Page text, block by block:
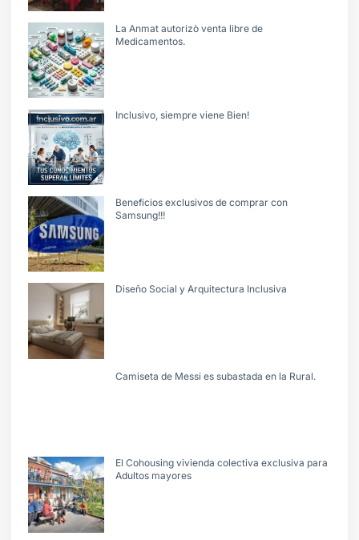
La Anmat autorizò venta libre de
Medicamentos.
Inclusivo, siempre viene Bien!
Beneficios exclusivos de comprar con
Samsung!!!
Diseño Social y Arquitectura Inclusiva
Camiseta de Messi es subastada en la Rural.
El Cohousing vivienda colectiva exclusiva para
Adultos mayores